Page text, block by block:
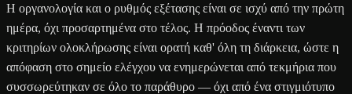
Η οργανολογία και ο ρυθμός εξέτασης είναι σε ισχύ από την πρώτη
ημέρα, όχι προσαρτημένα στο τέλος. Η πρόοδος έναντι των
κριτηρίων ολοκλήρωσης είναι ορατή καθ' όλη τη διάρκεια, ώστε η
απόφαση στο σημείο ελέγχου να ενημερώνεται από τεκμήρια που
συσσωρεύτηκαν σε όλο το παράθυρο — όχι από ένα στιγμιότυπο